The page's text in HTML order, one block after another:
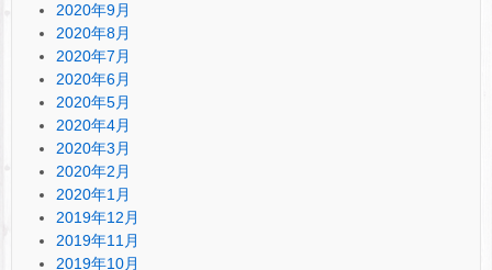
2020年9月
2020年8月
2020年7月
2020年6月
2020年5月
2020年4月
2020年3月
2020年2月
2020年1月
2019年12月
2019年11月
2019年10月